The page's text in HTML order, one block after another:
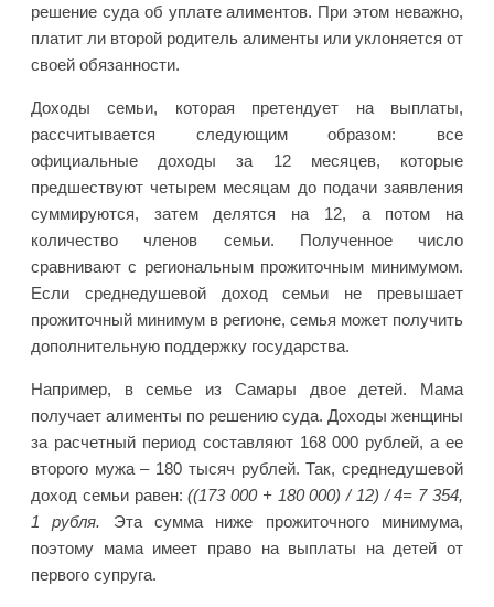
решение суда об уплате алиментов. При этом неважно,
платит ли второй родитель алименты или уклоняется от
своей обязанности.
Доходы семьи, которая претендует на выплаты,
рассчитывается следующим образом: все
официальные доходы за 12 месяцев, которые
предшествуют четырем месяцам до подачи заявления
суммируются, затем делятся на 12, а потом на
количество членов семьи. Полученное число
сравнивают с региональным прожиточным минимумом.
Если среднедушевой доход семьи не превышает
прожиточный минимум в регионе, семья может получить
дополнительную поддержку государства.
Например, в семье из Самары двое детей. Мама
получает алименты по решению суда. Доходы женщины
за расчетный период составляют 168 000 рублей, а ее
второго мужа – 180 тысяч рублей. Так, среднедушевой
доход семьи равен:((173 000 + 180 000) / 12) / 4= 7 354,
1 рубля. Эта сумма ниже прожиточного минимума,
поэтому мама имеет право на выплаты на детей от
первого супруга.